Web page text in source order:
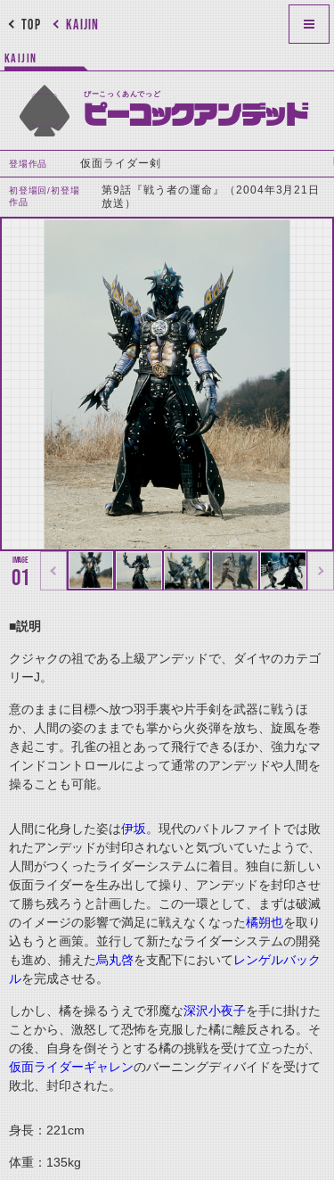
KAIJIN
TOP
KAIJIN
ぴーこっくあんでっど
ピーコックアンデッド
登場作品 仮面ライダー剣
初登場回/初登場
作品
第9話『戦う者の運命』（2004年3月21日
放送）
01
■説明
クジャクの祖である上級アンデッドで、ダイヤのカテゴ
リーJ。
意のままに目標へ放つ羽手裏や片手剣を武器に戦うほ
か、人間の姿のままでも掌から火炎弾を放ち、旋風を巻
き起こす。孔雀の祖とあって飛行できるほか、強力なマ
インドコントロールによって通常のアンデッドや人間を
操ることも可能。
人間に化身した姿は伊坂。現代のバトルファイトでは敗
れたアンデッドが封印されないと気づいていたようで、
人間がつくったライダーシステムに着目。独自に新しい
仮面ライダーを生み出して操り、アンデッドを封印させ
て勝ち残ろうと計画した。こ の一環として、まずは破滅
のイメージの影響で満足に戦えなくなった橘朔也を取り
込もうと画策。 並行して新たなライダーシステムの開発
も進め、捕えた烏丸啓を支配下において レンゲルバック
ルを完成させる。
しかし、橘を操るうえで邪魔な深沢小夜子を手に掛けた
ことから、激怒して恐怖を克服した橘に離反される。そ
の後、自身を倒そうとする橘の挑戦を受けて立ったが、
仮面ライダーギャレンのバーニングディバイドを受けて
敗北、封印された。
身長： 221cm
体重： 135kg